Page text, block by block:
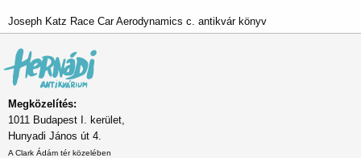
Joseph Katz Race Car Aerodynamics c. antikvár könyv
Megközelítés:
1011 Budapest I. kerület,
Hunyadi János út 4.
A Clark Ádám tér közelében